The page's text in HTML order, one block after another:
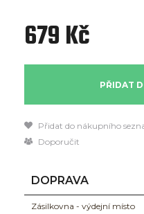
679 Kč
PŘIDAT
Přidat do nákupního
Doporučit
DOPRAVA
Zásilkovna - výdejní místo